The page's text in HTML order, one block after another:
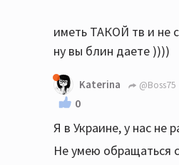
иметь ТАКОЙ тв и не
ну вы блин даете ))))
Katerina @Boss75
0
Я в Украине, у нас не
Не умею обращаться